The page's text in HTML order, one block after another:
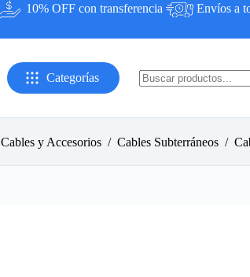
10% OFF con transferencia Envíos a
Categorías
Cables y Accesorios / Cables Subterráneos /